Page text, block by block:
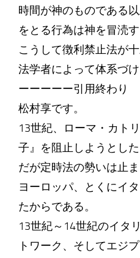
時間が神のものである
をとる行為は神を冒涜す
こうして徴利禁止法が
法学者によって体系づけ
ーーーーー引用終わり
松村享です。
13世紀、ローマ・カト
子』を阻止しようとした
だが定時法の勢いは止ま
ヨーロッパ、とくにイ
たからである。
13世紀～14世紀のイタ
トワーク、そしてエジ